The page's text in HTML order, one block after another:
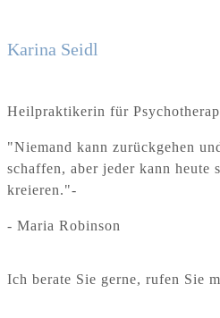
Karina Seidl
Heilpraktikerin für
"Niemand kann zurückgehen
schaffen, aber jeder kann heute
kreieren."-
- Maria Robinson
Ich berate Sie gerne, rufen Sie